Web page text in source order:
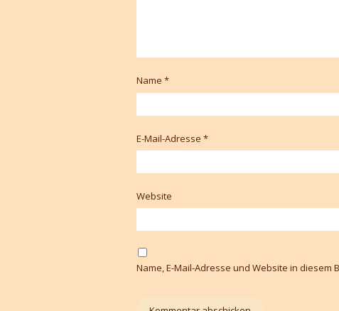
Name *
E-Mail-Adresse *
Website
Name, E-Mail-Adresse und Website in